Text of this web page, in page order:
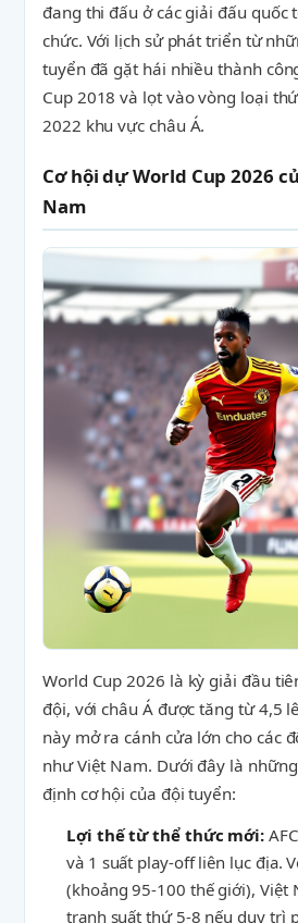
đang thi đấu ở các giải đấu quốc
chức. Với lịch sử phát triển từ
tuyển đã gặt hái nhiều thành
Cup 2018 và lọt vào vòng loại
2022 khu vực châu Á.
Cơ hội dự World Cup 2026
Nam
World Cup 2026 là kỳ giải đầu
đội, với châu Á được tăng từ 4,5
này mở ra cánh cửa lớn cho các
như Việt Nam. Dưới đây là
định cơ hội của đội tuyển:
Lợi thế từ thể thức mới:
và 1 suất play-off liên lục địa.
(khoảng 95-100 thế giới), Việt
tranh suất thứ 5-8 nếu duy trì